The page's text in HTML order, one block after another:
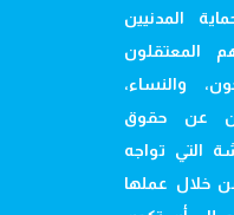
المدنيين
المعتقلون
والنساء،
عن حقوق
التي تواجه
خلال عملها